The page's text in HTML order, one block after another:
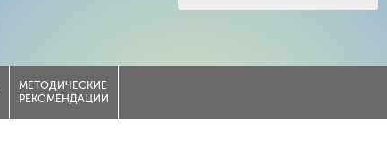
МЕТОДИЧЕСКИЕ
РЕКОМЕНДАЦИИ